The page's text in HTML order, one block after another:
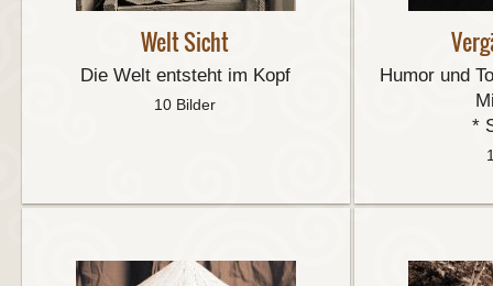
Welt Sicht
Die Welt entsteht im Kopf
10 Bilder
Humor und
*